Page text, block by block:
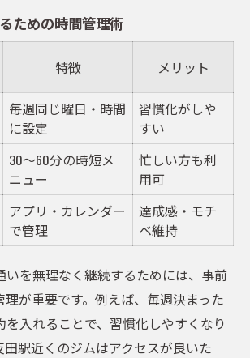
ための時間管理術
特徴 メリット
毎週同じ曜日・時間
に設定
習慣化がしや
すい
30～60分の時短メ
ニュー
忙しい方も利
用可
アプリ・カレンダー
で管理
達成感・モチ
ベ維持
いを無理なく継続するためには、事前
理が重要です。例えば、毎週決まった
を入れることで、習慣化しやすくなり
田駅近くのジムはアクセスが良いた